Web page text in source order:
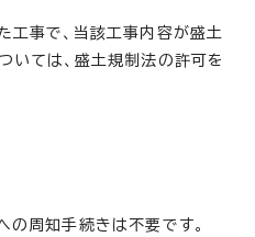
工事で、当該工事内容が盛土
いては、盛土規制法の許可を
周知手続きは不要です。